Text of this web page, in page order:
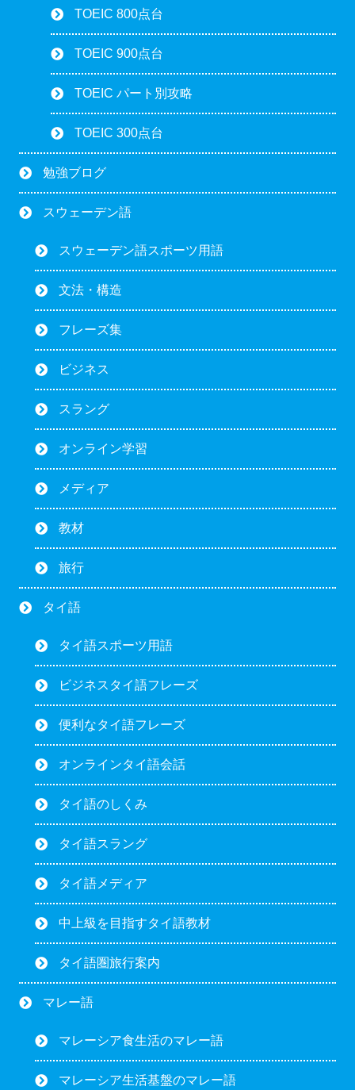
TOEIC 800点台
TOEIC 900点台
TOEIC パート別攻略
TOEIC 300点台
勉強ブログ
スウェーデン語
スウェーデン語スポーツ用語
文法・構造
フレーズ集
ビジネス
スラング
オンライン学習
メディア
教材
旅行
タイ語
タイ語スポーツ用語
ビジネスタイ語フレーズ
便利なタイ語フレーズ
オンラインタイ語会話
タイ語のしくみ
タイ語スラング
タイ語メディア
中上級を目指すタイ語教材
タイ語圏旅行案内
マレー語
マレーシア食生活のマレー語
マレーシア生活基盤のマレー語